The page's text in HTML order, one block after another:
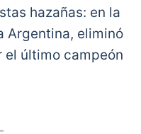
hazañas: en la
Argentina, eliminó
el último campeón